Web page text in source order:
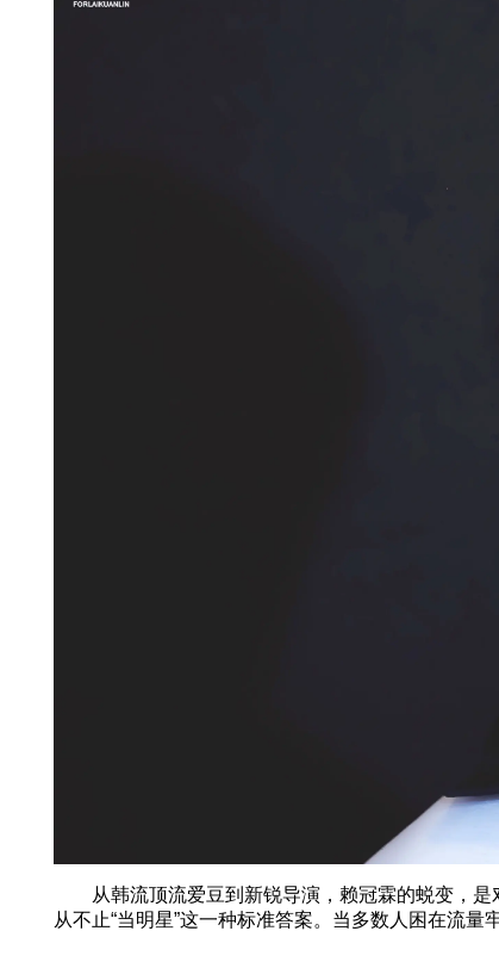
从韩流顶流爱豆到新锐导演，赖冠霖的蜕变，是
从不止“当明星”这一种标准答案。当多数人困在流